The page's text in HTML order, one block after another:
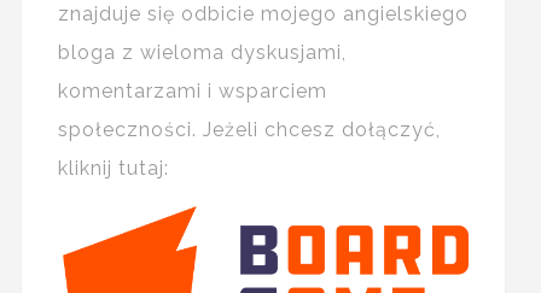
znajduje się odbicie mojego angielskiego
bloga z wieloma dyskusjami,
komentarzami i wsparciem
społeczności. Jeżeli chcesz dołączyć,
kliknij tutaj: